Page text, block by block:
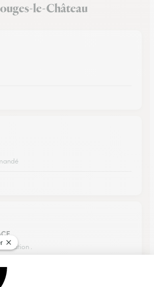
le-Château
.